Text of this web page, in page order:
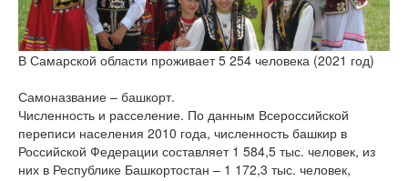
версии сайта
В Самарской области проживает 5 254 человека (2021 год)
Самоназвание – башкорт.
Численность и расселение. По данным Всероссийской
переписи населения 2010 года, численность башкир в
Российской Федерации составляет 1 584,5 тыс. человек, из
них в Республике Башкортостан – 1 172,3 тыс. человек,